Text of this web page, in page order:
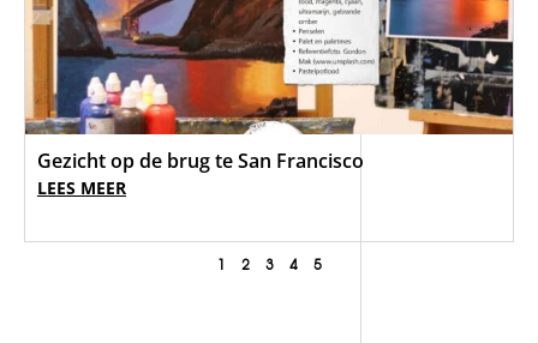
Gezicht op de brug te San Francisco
LEES MEER
1 2 3 4 5